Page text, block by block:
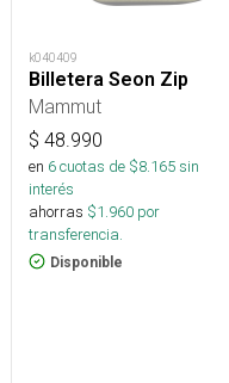
k040409
Billetera Seon Zip
Mammut
$ 48.990
en 6cuotas de $8.165sin
interés
ahorras $1.960 por
transferencia.
Disponible